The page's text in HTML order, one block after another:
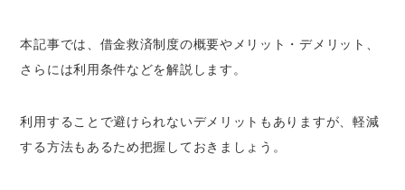
求のこと
「国が認めた借金救済制度」とは広告上の表
借金救済制度の種類ごとにメリット・デメリッ
トがある
本記事では、借金救済制度の概要やメリット・デメリット、
さらには利用条件などを解説します。
利用することで避けられないデメリットもありますが、軽減
する方法もあるため把握しておきましょう。